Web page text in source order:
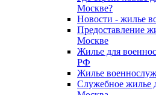
Москве?
Новости - жилье
Предоставление
Москве
Жилье для
РФ
Жилье
Служебное жилье